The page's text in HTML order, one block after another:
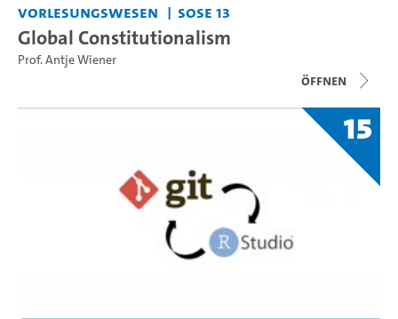
Vorlesungswesen
SoSe 13
Global Constitutionalism
Prof. Antje Wiener
Öffnen
15